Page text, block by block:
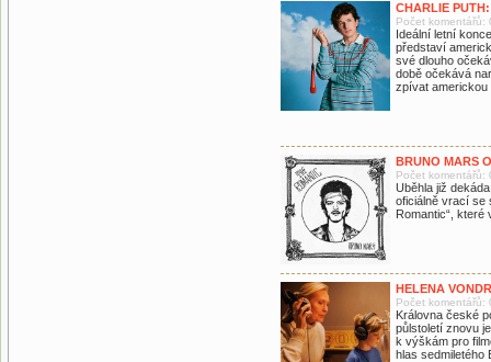
CHARLIE
Počet komentářů:
Ideální letní
představí
své dlouho
době očekává
zpívat americkou
BRUNO MARS
Počet komentářů:
Uběhla již
oficiálně vrací se
Romantic“, které
HELENA
Počet komentářů:
Královna české
půlstoletí znovu
k výškám pro
hlas sedmiletého